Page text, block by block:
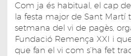
Com ja és habitual, el cap
la festa major de Sant Martí
setmana del vi de pagès,
Fundació Remença XXI i
que fan el vi com s’ha fet